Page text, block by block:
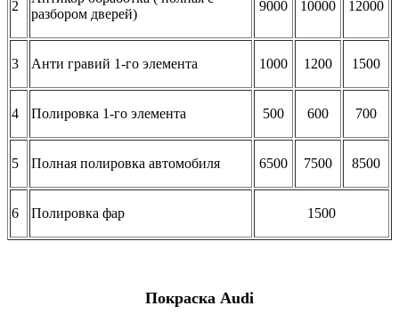
2
разбором дверей)
9000 10000 12000
3 Анти гравий 1-го элемента 1000 1200 1500
4 Полировка 1-го элемента 500 600 700
5 Полная полировка автомобиля 6500 7500 8500
6 Полировка фар 1500
Покраска Audi